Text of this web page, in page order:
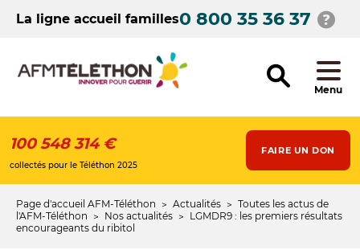
contenuLa ligne accueil familles0 800 35 36 37
Menu
100 548 314 €
collectés pour le Téléthon 2025
FAIRE UN DON
Fil
d'Ariane
Page d'accueil AFM-Téléthon Actualités
Toutes les actus de
l'AFM-Téléthon
Nos actualités
LGMDR9 : les premiers résultats
encourageants du ribitol